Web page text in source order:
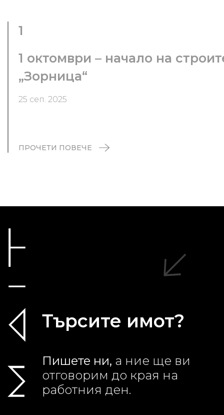
1
1 октомври – начало на
„Зорница“
25 сеп. 2025
ПРОЧЕТИ ПОВЕЧЕ
Търсите имот?
Пишете ни, а ние ще ви
отговорим до края на
работния ден.